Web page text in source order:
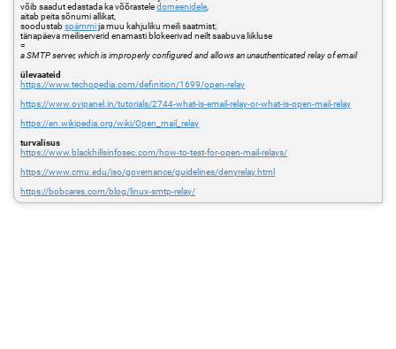
võib saadut edastada ka võõrasteledomeenidele
aitab peita sõnumi allikat,
soodustabspämmija muu kahjuliku meili saatmist;
tänapäeva meiliserverid enamasti blokeerivad neilt saabuva liikluse
=
a SMTP server, which is improperly configured and allows an unauthenticated relay of email
ülevaateid
https://www.techopedia.com/definition/1699/open-relay
https://www.ovipanel.in/tutorials/2744-what-is-email-relay-or-what-is-open-mail-relay
https://en.wikipedia.org/wiki/Open_mail_relay
turvalisus
https://www.blackhillsinfosec.com/how-to-test-for-open-mail-relays/
https://www.cmu.edu/iso/governance/guidelines/denyrelay.html
https://bobcares.com/blog/linux-smtp-relay/